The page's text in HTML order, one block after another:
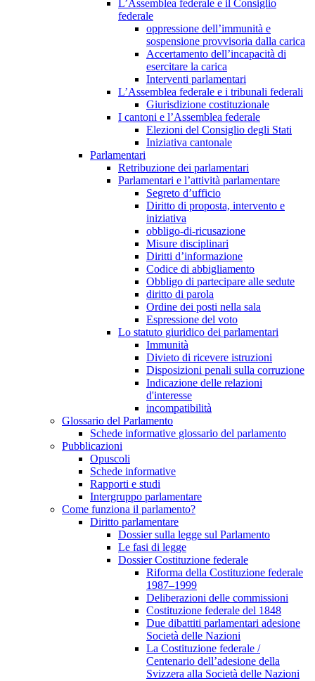
L’Assemblea federale e il Consiglio
federale
oppressione dell’immunità e
sospensione provvisoria dalla carica
Accertamento dell’incapacità di
esercitare la carica
Interventi parlamentari
L’Assemblea federale e i tribunali federali
Giurisdizione costituzionale
I cantoni e l’Assemblea federale
Elezioni del Consiglio degli Stati
Iniziativa cantonale
Parlamentari
Retribuzione dei parlamentari
Parlamentari e l’attività parlamentare
Segreto d’ufficio
Diritto di proposta, intervento e
iniziativa
obbligo-di-ricusazione
Misure disciplinari
Diritti d’informazione
Codice di abbigliamento
Obbligo di partecipare alle sedute
diritto di parola
Ordine dei posti nella sala
Espressione del voto
Lo statuto giuridico dei parlamentari
Immunità
Divieto di ricevere istruzioni
Disposizioni penali sulla corruzione
Indicazione delle relazioni
d'interesse
incompatibilità
Glossario del Parlamento
Schede informative glossario del parlamento
Pubblicazioni
Opuscoli
Schede informative
Rapporti e studi
Intergruppo parlamentare
Come funziona il parlamento?
Diritto parlamentare
Dossier sulla legge sul Parlamento
Le fasi di legge
Dossier Costituzione federale
Riforma della Costituzione federale
1987–1999
Deliberazioni delle commissioni
Costituzione federale del 1848
Due dibattiti parlamentari adesione
Società delle Nazioni
La Costituzione federale /
Centenario dell’adesione della
Svizzera alla Società delle Nazioni